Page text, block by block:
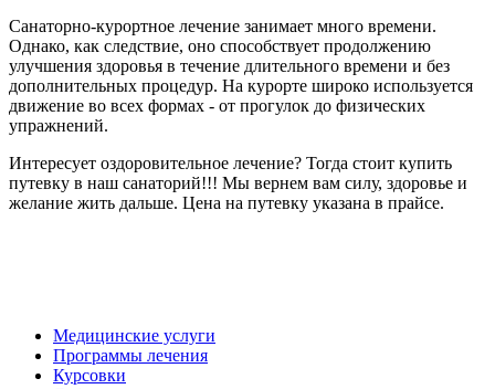
Санаторно-курортное лечение занимает много времени.
Однако, как следствие, оно способствует продолжению
улучшения здоровья в течение длительного времени и без
дополнительных процедур. На курорте широко используется
движение во всех формах - от прогулок до физических
упражнений.
Интересует оздоровительное лечение? Тогда стоит купить
путевку в наш санаторий!!! Мы вернем вам силу, здоровье и
желание жить дальше. Цена на путевку указана в прайсе.
Медицинские услуги
Программы лечения
Курсовки